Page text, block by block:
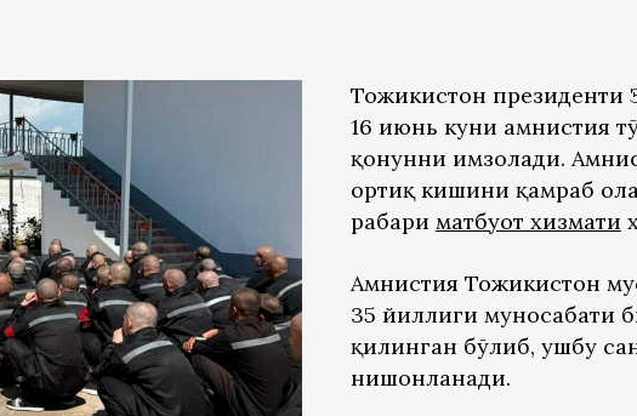
Тожикистон президенти
16 июнь куни амнистия
қонунни имзолади.
ортиқ кишини қамраб
раҳбари матбуот хизмати
Амнистия Тожикистон
35 йиллиги муносабати
қилинган бўлиб, ушбу
нишонланади.